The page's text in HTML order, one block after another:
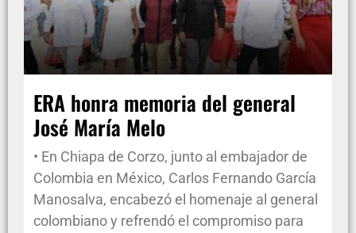
ERA honra memoria del general
José María Melo
• En Chiapa de Corzo, junto al embajador de
Colombia en México, Carlos Fernando García
Manosalva, encabezó el homenaje al general
colombiano y refrendó el compromiso para